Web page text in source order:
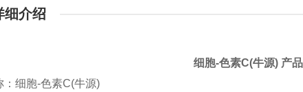
细介绍
细胞-色素C(牛源) 产
：细胞-色素C(牛源)